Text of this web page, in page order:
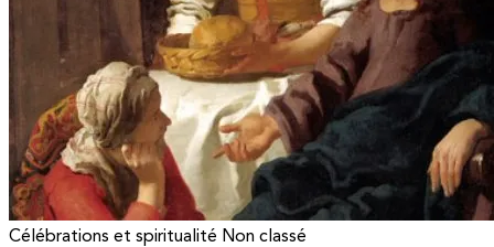
Célébrations et spiritualité Non classé